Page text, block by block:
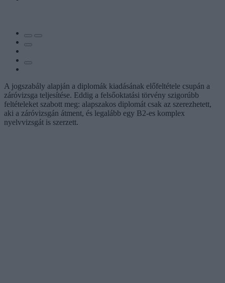
A jogszabály alapján a diplomák kiadásának előfeltétele csupán a
záróvizsga teljesítése. Eddig a felsőoktatási törvény szigorúbb
feltételeket szabott meg: alapszakos diplomát csak az szerezhetett,
aki a záróvizsgán átment, és legalább egy B2-es komplex
nyelvvizsgát is szerzett.